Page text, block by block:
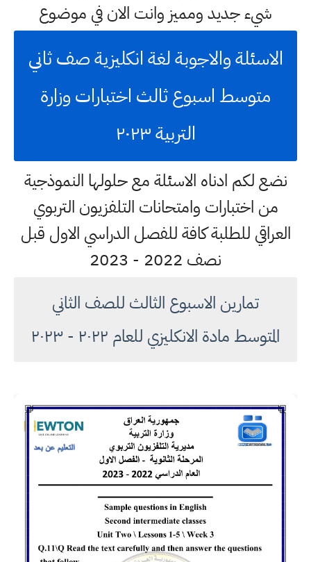
شيء جديد ومميز وانت الان في موضوع
الاسئلة والاجوبة لغة انكليزية صف ثاني
متوسط اسبوع ثالث اختبارات وزارة
التربية ٢٠٢٣
نضع لكم ادناه الاسئلة مع حلولها النموذجية
من اختبارات وامتحانات التلفزيون التربوي
العراقي للطلبة كافة للفصل الدراسي الاول قبل
نصف 2022 - 2023
تمارين الاسبوع الثالث للصف الثاني
المتوسط مادة الانكليزي للعام ٢٠٢٢ - ٢٠٢٣